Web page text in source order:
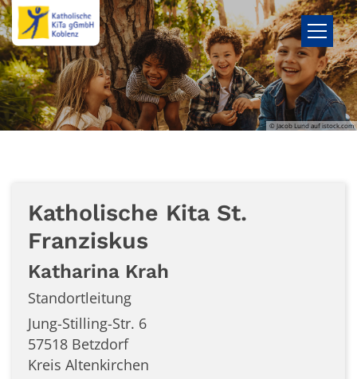
Zum Inhalt springen
© Jacob Lund auf istock.com
Katholische Kita St.
Franziskus
Katharina Krah
Standortleitung
Jung-Stilling-Str. 6
57518 Betzdorf
Kreis Altenkirchen